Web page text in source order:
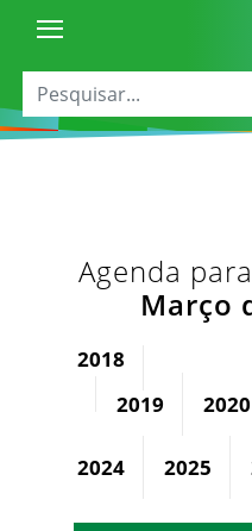
Agenda
Março
2018
2019
2020
2024 2025